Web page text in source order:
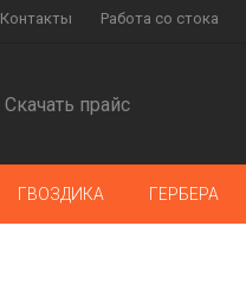
Контакты Работа со стока
Скачать прайс
ГВОЗДИКА ГЕРБЕРА